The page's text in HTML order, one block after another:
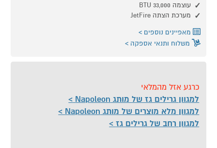
עוצמה 33,000 BTU
מערכת הצתה JetFire
מאפיינים נוספים
משלוח ותנאי אספקה
כרגע אזל מהמלאי
למגוון גרילים גז של מותג Napoleon
למגוון מלא מוצרים של מותג Napoleon
למגוון רחב של גרילים גז